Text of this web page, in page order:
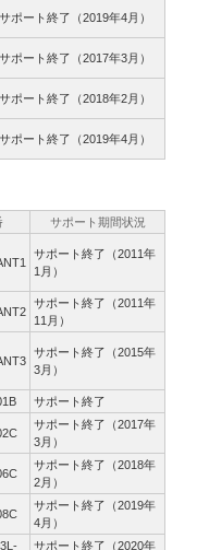
サポート終了（2019年4月）
サポート終了（2017年3月）
サポート終了（2018年2月）
サポート終了（2019年4月）
サポート期間状況
サポート終了（2011年
1月）
サポート終了（2011年
11月）
サポート終了（2015年
3月）
サポート終了
サポート終了（2017年
3月）
サポート終了（2018年
2月）
サポート終了（2019年
4月）
サポート終了（2020年